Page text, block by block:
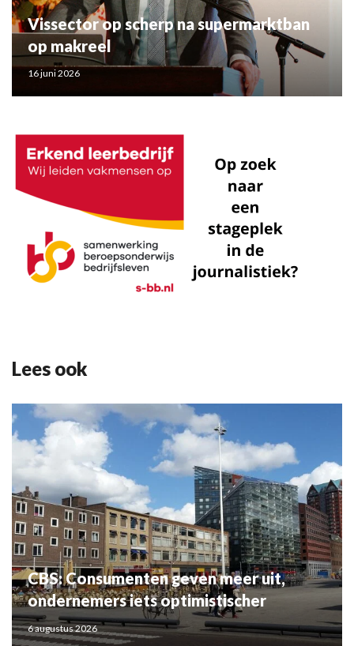
Vissector op scherp na supermarktban
op makreel
16 juni 2026
Lees ook
CBS: Consumenten geven meer uit,
ondernemers iets optimistischer
6 augustus 2026